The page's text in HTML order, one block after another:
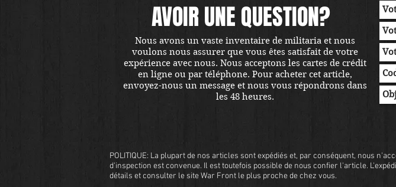
AVOIR UNE QUESTION?
Nous avons un vaste inventaire de militaria et nous
voulons nous assurer que vous êtes satisfait de votre
expérience avec nous. Nous acceptons les cartes de crédit
en ligne ou par téléphone. Pour acheter cet article,
envoyez-nous un message et nous vous répondrons dans
les 48 heures.
POLITIQUE: La plupart de nos articles sont expédiés et, par conséquent, nous
d'inspection est convenue. Il est toutefois possible de nous confier l'article.
détails et consulter le site War Front le plus proche de chez vous.